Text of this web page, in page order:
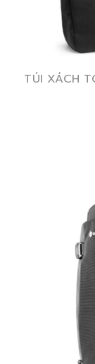
TÚI XÁCH